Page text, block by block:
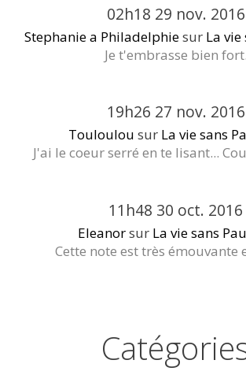
02h18 29 nov. 2016
Stephanie a Philadelphiesur La
Je t'embrasse bien fort.
19h26 27 nov. 2016
Touloulou sur La vie sans
J'ai le coeur serré en te lisant...
11h48 30 oct. 2016
Eleanorsur La vie sans
Cette note est très émouvante